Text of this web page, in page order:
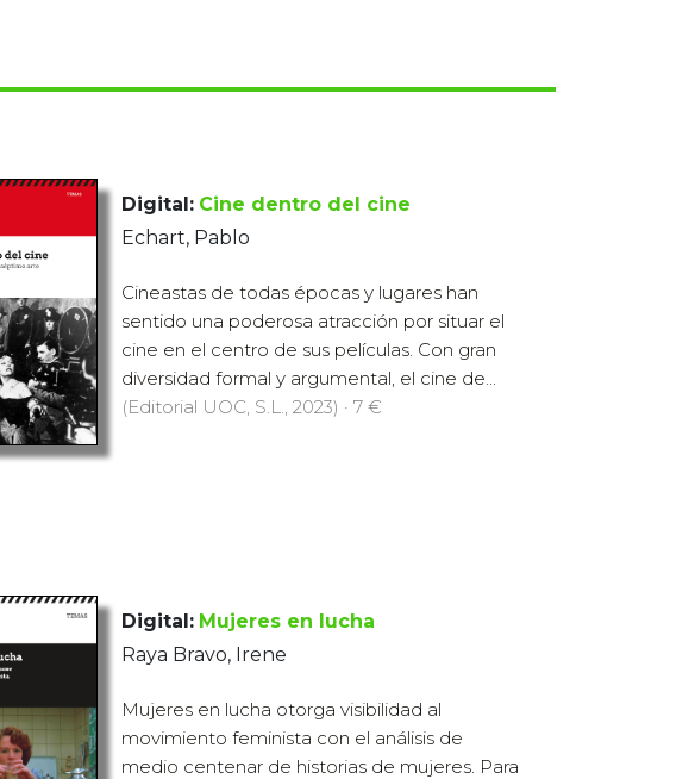
Digital: Cine dentro del cine
Echart, Pablo
Cineastas de todas épocas y lugares han
sentido una poderosa atracción por situar el
cine en el centro de sus películas. Con gran
diversidad formal y argumental, el cine de...
(Editorial UOC, S.L., 2023) · 7 €
Digital: Mujeres en lucha
Raya Bravo, Irene
Mujeres en lucha otorga visibilidad al
movimiento feminista con el análisis de
medio centenar de historias de mujeres. Para